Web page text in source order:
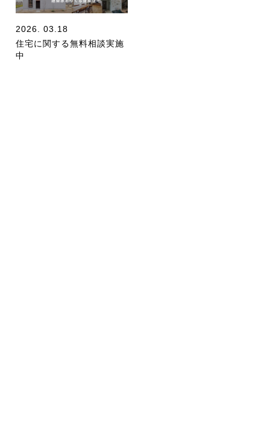
2026. 03.18
住宅に関する無料相談実施
中